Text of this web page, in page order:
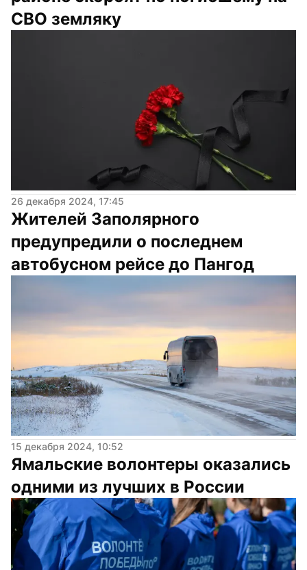
СВО земляку
26 декабря 2024, 17:45
Жителей Заполярного
предупредили о последнем
автобусном рейсе до Пангод
15 декабря 2024, 10:52
Ямальские волонтеры оказались
одними из лучших в России